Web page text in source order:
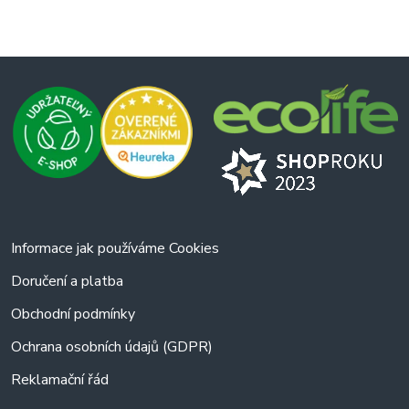
Informace jak používáme Cookies
Doručení a platba
Obchodní podmínky
Ochrana osobních údajů (GDPR)
Reklamační řád